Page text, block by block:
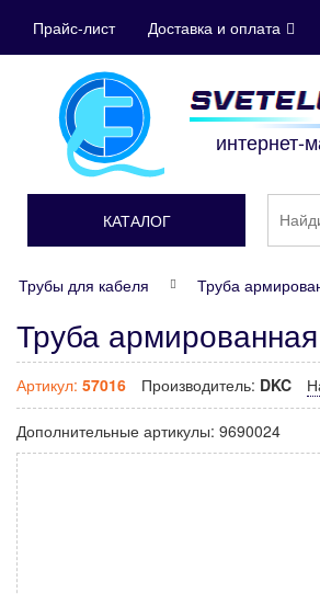
Прайс-лист Доставка и оплата
интернет-
КАТАЛОГ
Трубы для кабеля Труба
Труба
Артикул: 57016 Производитель: DKC
Дополнительные артикулы: 9690024